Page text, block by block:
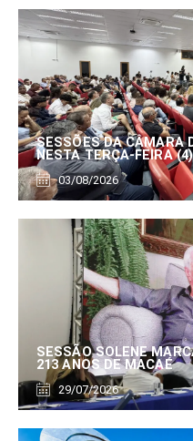
SESSÕES DA CÂMARA
NESTA TERÇA-FEIRA (4)
03/08/2026
SESSÃO SOLENE
213 ANOS DE MACAÉ
29/07/2026